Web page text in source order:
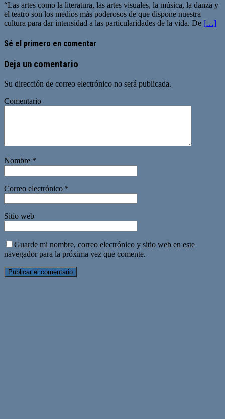
“Las artes como la literatura, las artes visuales, la música, la danza y
el teatro son los medios más poderosos de que dispone nuestra
cultura para dar intensidad a las particularidades de la vida. De […]
Sé el primero en comentar
Deja un comentario
Su dirección de correo electrónico no será publicada.
Comentario
Nombre *
Correo electrónico *
Sitio web
Guarde mi nombre, correo electrónico y sitio web en este
navegador para la próxima vez que comente.